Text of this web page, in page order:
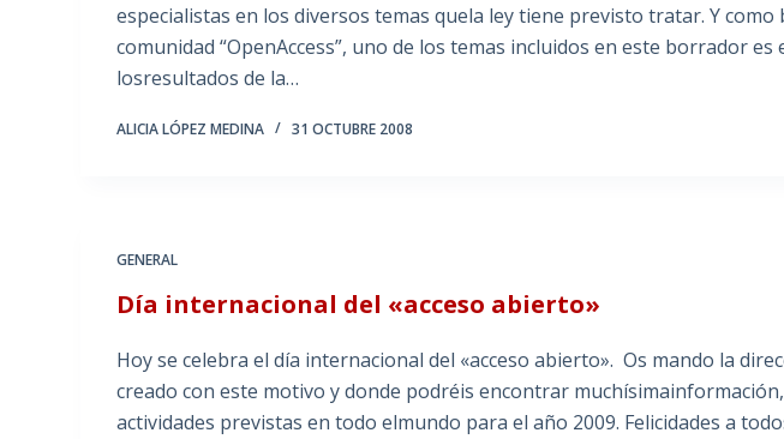
especialistas en los diversos temas quela ley tiene previsto tratar. Y
comunidad “OpenAccess”, uno de los temas incluidos en este borrador es
losresultados de la…
ALICIA LÓPEZ MEDINA 31 OCTUBRE 2008
GENERAL
Día internacional del «acceso abierto»
Hoy se celebra el día internacional del «acceso abierto». Os mando la
creado con este motivo y donde podréis encontrar
actividades previstas en todo elmundo para el año 2009. Felicidades a